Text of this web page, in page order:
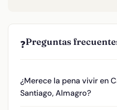
❓Preguntas
¿Merece la pena vivir en
Santiago, Almagro?